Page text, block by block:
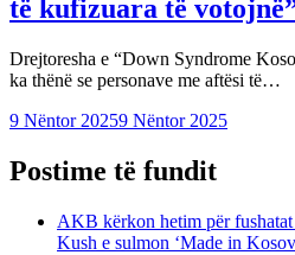
të kufizuara të
Drejtoresha e “Down Syndrome
ka thënë se personave me aftësi të…
9 Nëntor 20259 Nëntor 2025
Postime të fundit
AKB kërkon hetim për
Kush e sulmon ‘Made in